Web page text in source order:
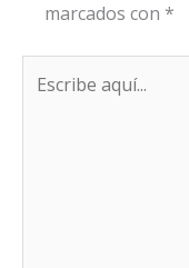
marcados con *
aquí...